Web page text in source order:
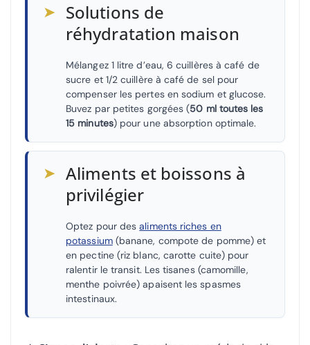
➤ Solutions de
réhydratation maison
Mélangez 1 litre d’eau, 6 cuillères à café de
sucre et 1/2 cuillère à café de sel pour
compenser les pertes en sodium et glucose.
Buvez par petites gorgées (50 ml toutes les
15 minutes) pour une absorption optimale.
➤ Aliments et boissons à
privilégier
Optez pour desaliments riches en
potassium(banane, compote de pomme) et
en pectine (riz blanc, carotte cuite) pour
ralentir le transit. Les tisanes (camomille,
menthe poivrée) apaisent les spasmes
intestinaux.